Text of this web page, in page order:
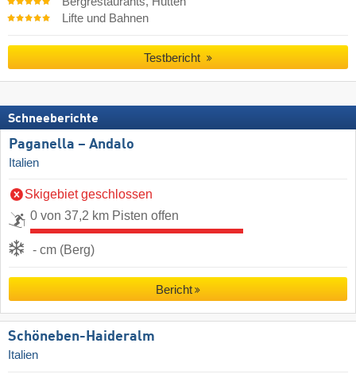
Lifte und Bahnen
Testbericht
Schneeberichte
Paganella – Andalo
Italien
Skigebiet geschlossen
0 von 37,2 km Pisten offen
- cm (Berg)
Bericht
Schöneben-Haideralm
Italien